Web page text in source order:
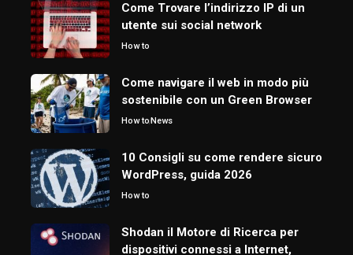
Come Trovare l’indirizzo IP di un
utente sui social network
How to
Come navigare il web in modo più
sostenibile con un Green Browser
How toNews
10 Consigli su come rendere sicuro
WordPress, guida 2026
How to
Shodan il Motore di Ricerca per
dispositivi connessi a Internet,